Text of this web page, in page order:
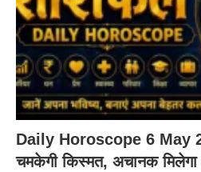
Daily Horoscope 6 May
चमकेगी किस्मत, अचानक मिलेगा